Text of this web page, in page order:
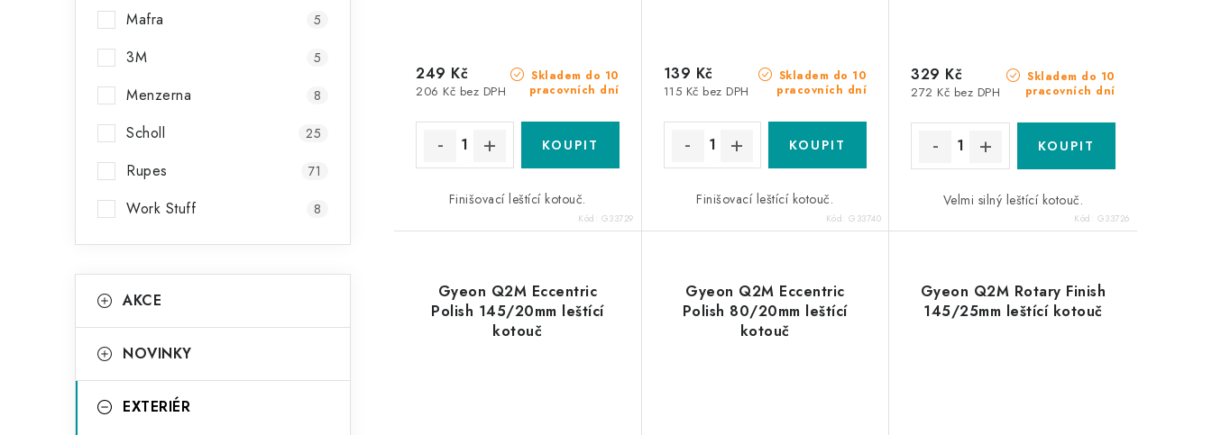
Mafra 5
3M 5
Menzerna 8
Scholl 25
Rupes 71
Work Stuff 8
kategorie
a
e
AKCE
NOVINKY
EXTERIÉR
Skladem do 10
pracovních dní
206 Kč bez DPH
249 Kč
Finišovací leštící kotouč.
Kód: G33729
Skladem do 10
pracovních dní
115 Kč bez DPH
139 Kč
Finišovací leštící kotouč.
Kód:G33740
Skladem do 10
pracovních dní
272 Kč bez DPH
329 Kč
Velmi silný leštící kotouč.
Kód: G33726
Gyeon Q2M Eccentric
Polish 145/20mm leštící
kotouč
Gyeon Q2M Eccentric
Polish 80/20mm leštící
kotouč
Gyeon Q2M Rotary Finish
145/25mm leštící kotouč